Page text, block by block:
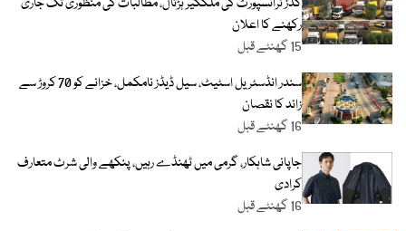
رکھنے کا اعلان
15 گھنٹے قبل
سندر انڈسٹریل اسٹیٹ، سیل ڈیڈز نامکمل، خزانے کو 70 کروڑ سے
زائد کا نقصان
16 گھنٹے قبل
جاپانی شاہکار، گرمی میں ٹھنڈے رہیں، پنکھے والی شرٹ متعارف
کرادی
16 گھنٹے قبل